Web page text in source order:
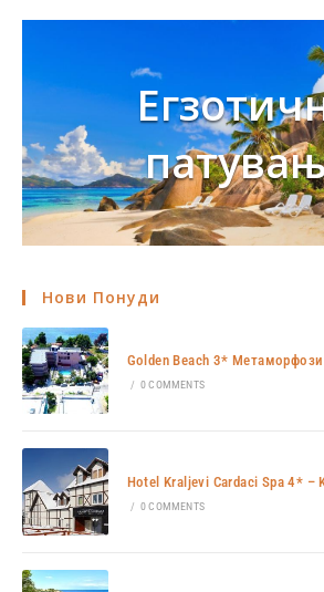
Нови Понуди
Golden Beach 3*
/ 0 COMMENTS
Hotel Kraljevi Cardaci Spa 4* –
/ 0 COMMENTS